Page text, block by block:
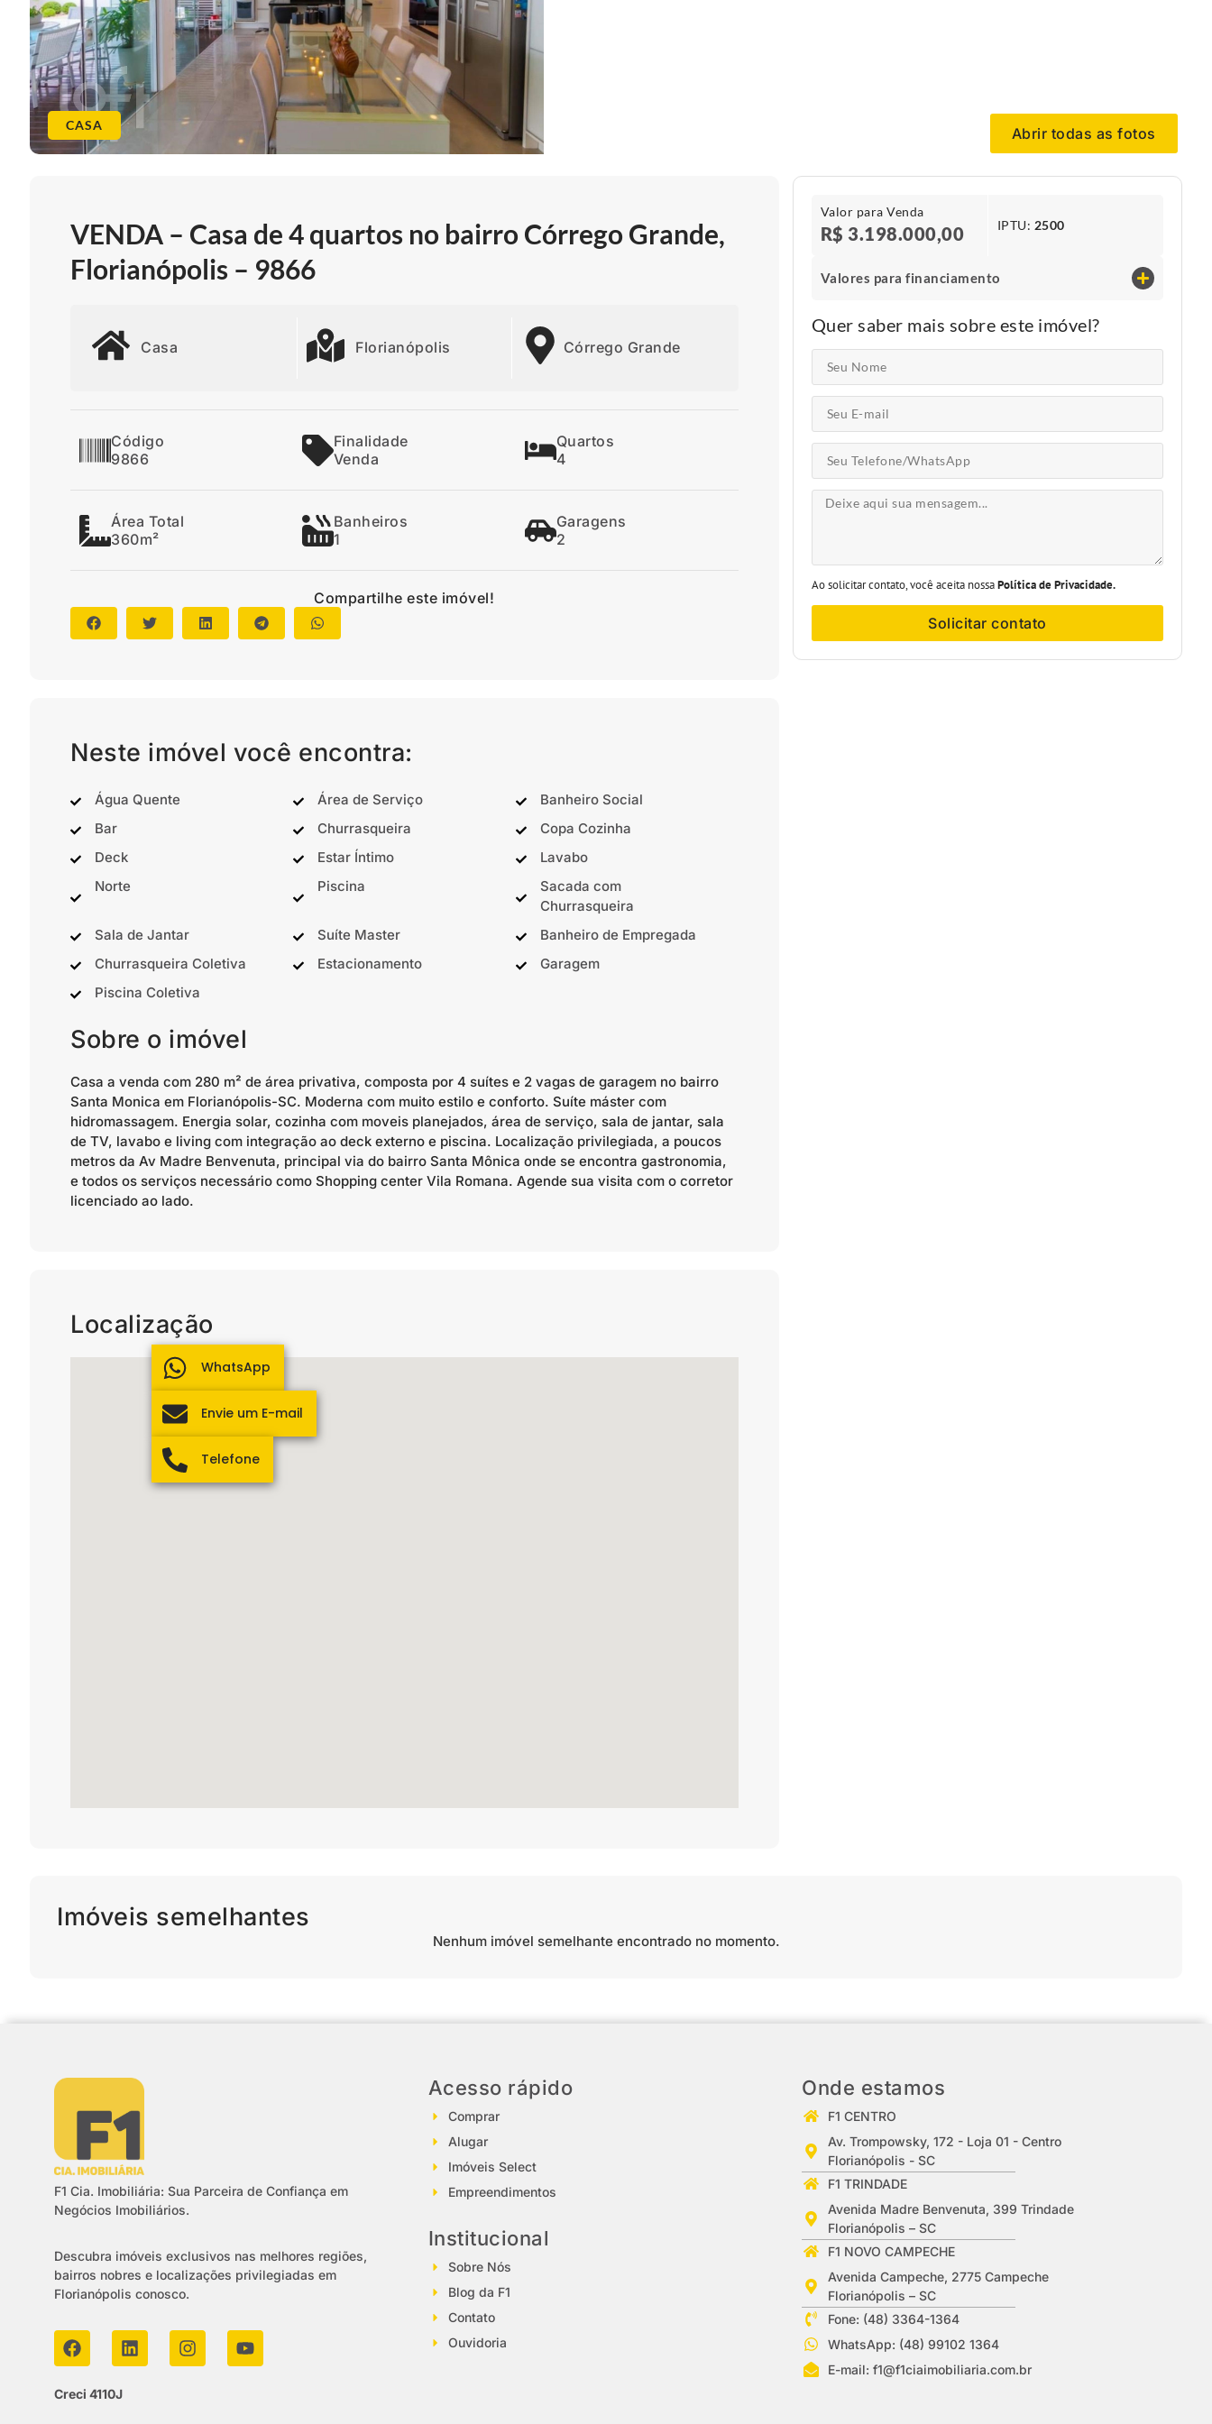
CASA Abrir todas as fotos
VENDA – Casa de 4 quartos no bairro Córrego Grande,
Florianópolis – 9866
Casa Florianópolis Córrego Grande
Código
9866
Finalidade
Venda
Quartos
4
Área Total
360m²
Banheiros
1
Garagens
2
Compartilhe este imóvel!
Neste imóvel você encontra:
Água Quente Área de Serviço
Banheiro Social
Bar
Churrasqueira
Copa Cozinha
Deck
Estar Íntimo
Lavabo
Norte
Piscina
Sacada com
Churrasqueira
Sala de Jantar
Suíte Master
Banheiro de Empregada
Churrasqueira Coletiva
Estacionamento
Garagem
Piscina Coletiva
Sobre o imóvel
Casa a venda com 280 m² de área privativa, composta por 4 suítes e 2 vagas de garagem no bairro
Santa Monica em Florianópolis-SC. Moderna com muito estilo e conforto. Suíte máster com
hidromassagem. Energia solar, cozinha com moveis planejados, área de serviço, sala de jantar, sala
de TV, lavabo e living com integração ao deck externo e piscina. Localização privilegiada, a poucos
metros da Av Madre Benvenuta, principal via do bairro Santa Mônica onde se encontra gastronomia,
e todos os serviços necessário como Shopping center Vila Romana. Agende sua visita com o corretor
licenciado ao lado.
Localização
Valor para Venda
R$ 3.198.000,00 IPTU​: 2500
Valores para financiamento
Quer saber mais sobre este imóvel?
Ao solicitar contato, você aceita nossaPolítica de Privacidade.
Solicitar contato
Imóveis semelhantes
Nenhum imóvel semelhante encontrado no momento.
F1 Cia. Imobiliária: Sua Parceira de Confiança em
Negócios Imobiliários.
Descubra imóveis exclusivos nas melhores regiões,
bairros nobres e localizações privilegiadas em
Florianópolis conosco.
Creci 4110J
Acesso rápido
Comprar
Alugar
Imóveis Select
Empreendimentos
Institucional
Sobre Nós
Blog da F1
Contato
Ouvidoria
Onde estamos
F1 CENTRO
Av. Trompowsky, 172 - Loja 01 - Centro
Florianópolis - SC
F1 TRINDADE
Avenida Madre Benvenuta, 399 Trindade
Florianópolis – SC
F1 NOVO CAMPECHE
Avenida Campeche, 2775 Campeche
Florianópolis – SC
Fone: (48) 3364-1364
WhatsApp: (48) 99102 1364
E-mail: f1@f1ciaimobiliaria.com.br
WhatsApp
Envie um E-mail
Telefone